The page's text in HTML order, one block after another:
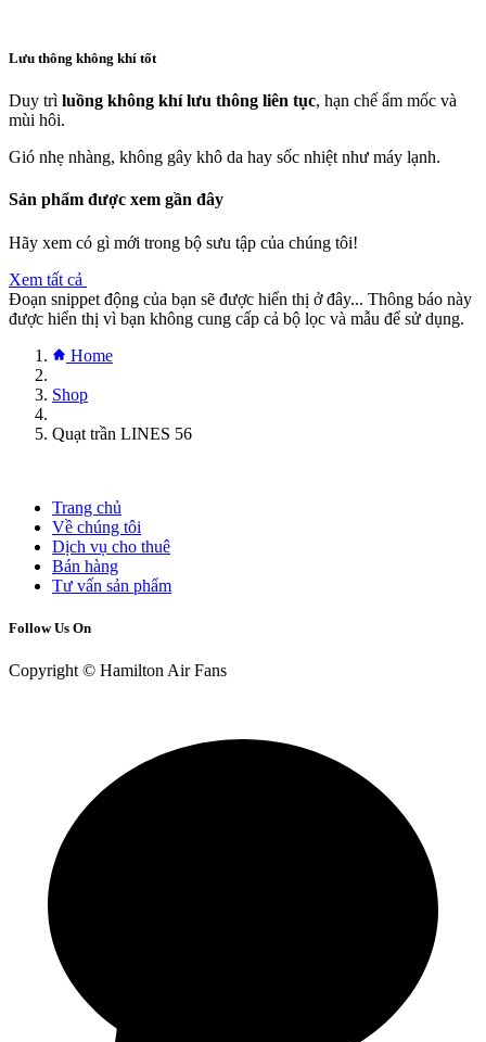
Lưu thông không khí tốt
Duy trì luồng không khí lưu thông liên tục, hạn chế ẩm mốc và
mùi hôi.
Gió nhẹ nhàng, không gây khô da hay sốc nhiệt như máy lạnh.
Sản phẩm được xem gần đây
Hãy xem có gì mới trong bộ sưu tập của chúng tôi!
Xem tất cả
Đoạn snippet động của bạn sẽ được hiển thị ở đây... Thông báo này
được hiển thị vì bạn không cung cấp cả bộ lọc và mẫu để sử dụng.
Home
Shop
Quạt trần LINES 56
Trang chủ
Về chúng tôi
Dịch vụ cho thuê
Bán hàng
Tư vấn sản phẩm
Follow Us On
Copyright © Hamilton Air Fans